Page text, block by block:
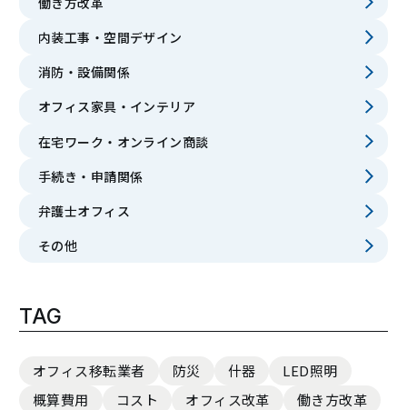
内装工事・空間デザイン
消防・設備関係
オフィス家具・インテリア
在宅ワーク・オンライン商談
手続き・申請関係
弁護士オフィス
その他
TAG
オフィス移転業者 防災 什器
LED照明
概算費用
コスト オフィス改革 働き方改革